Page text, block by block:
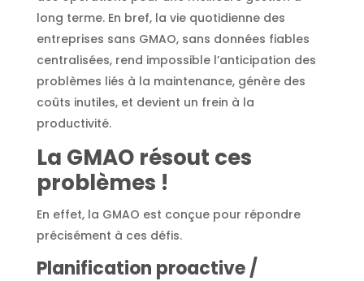
long terme. En bref, la vie quotidienne des
entreprises sans GMAO, sans données fiables
centralisées, rend impossible l’anticipation des
problèmes liés à la maintenance, génère des
coûts inutiles, et devient un frein à la
productivité.
La GMAO résout ces
problèmes !
En effet, la GMAO est conçue pour répondre
précisément à ces défis.
Planification proactive /